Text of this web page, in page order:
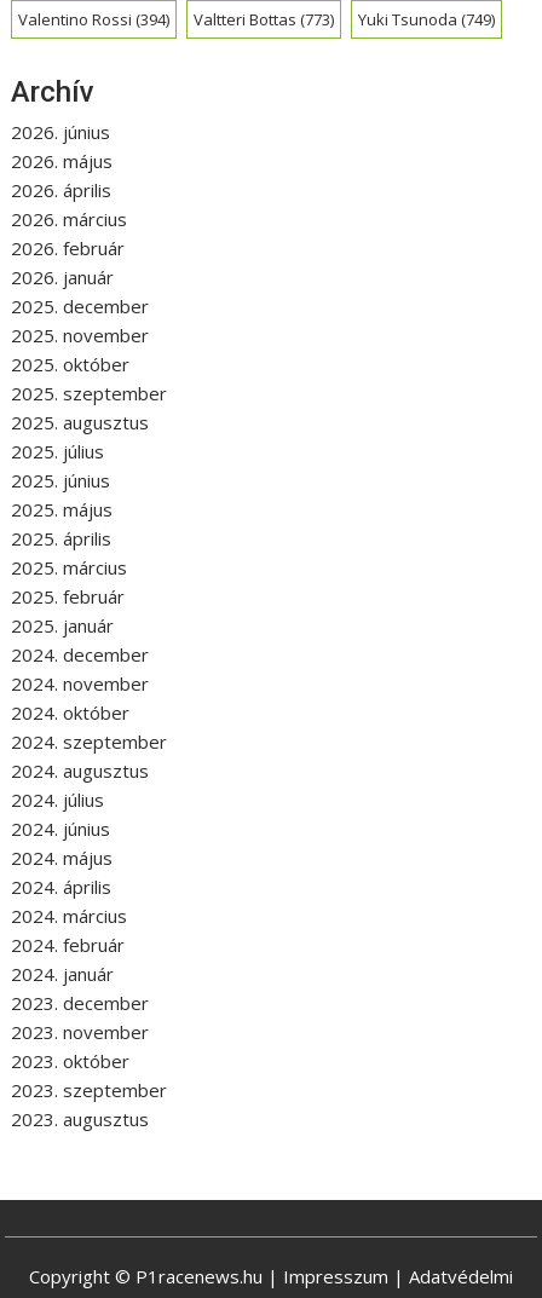
Valentino Rossi (394) Valtteri Bottas (773) Yuki Tsunoda (749)
Archív
2026. június
2026. május
2026. április
2026. március
2026. február
2026. január
2025. december
2025. november
2025. október
2025. szeptember
2025. augusztus
2025. július
2025. június
2025. május
2025. április
2025. március
2025. február
2025. január
2024. december
2024. november
2024. október
2024. szeptember
2024. augusztus
2024. július
2024. június
2024. május
2024. április
2024. március
2024. február
2024. január
2023. december
2023. november
2023. október
2023. szeptember
2023. augusztus
Copyright © P1racenews.hu | Impresszum | Adatvédelmi